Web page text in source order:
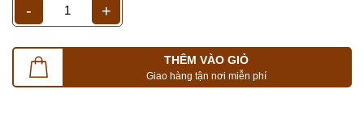
- +
THÊM VÀO GIỎ
Giao hàng tận nơi miễn phí